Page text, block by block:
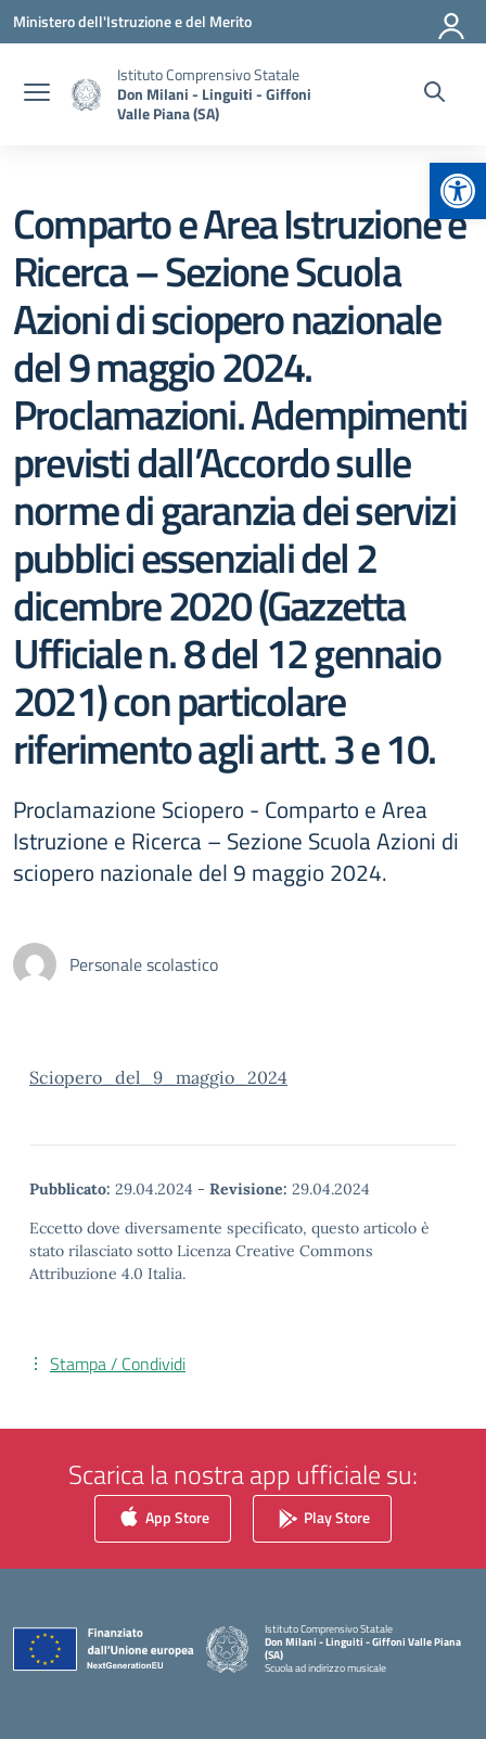
Vai ai contenuti
Vai al menu di navigazione
Vai al footer
Ministero dell'Istruzione e del Merito
Istituto Comprensivo Statale
Don Milani - Linguiti - Giffoni
Valle Piana (SA)
Comparto e Area Istruzione e
Ricerca – Sezione Scuola
Azioni di sciopero nazionale
del 9 maggio 2024.
Proclamazioni. Adempimenti
previsti dall’Accordo sulle
norme di garanzia dei servizi
pubblici essenziali del 2
dicembre 2020 (Gazzetta
Ufficiale n. 8 del 12 gennaio
2021) con particolare
riferimento agli artt. 3 e 10.
Proclamazione Sciopero - Comparto e Area
Istruzione e Ricerca – Sezione Scuola Azioni di
sciopero nazionale del 9 maggio 2024.
Personale scolastico
Sciopero_del_9_maggio_2024
Pubblicato: 29.04.2024 - Revisione: 29.04.2024
Eccetto dove diversamente specificato, questo articolo è
stato rilasciato sotto Licenza Creative Commons
Attribuzione 4.0 Italia.
Stampa / Condividi
Scarica la nostra app ufficiale su:
App Store Play Store
Istituto Comprensivo Statale
Don Milani - Linguiti - Giffoni Valle Piana
(SA)
Scuola ad indirizzo musicale